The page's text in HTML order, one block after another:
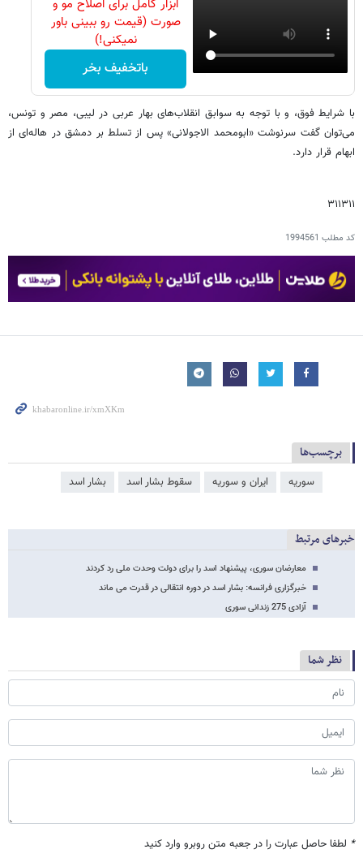
ابزار کامل برای اصلاح مو و
صورت (قیمت رو ببینی باور
نمیکنی!)
باتخفیف بخر
با شرایط فوق، و با توجه به سوابق انقلاب‌های بهار عربی در لیبی، مصر و تونس،
می‌توان گفت سرنوشت «ابومحمد الاجولانی» پس از تسلط بر دمشق در هاله‌ای از
ابهام قرار دارد.
۳۱۱۳۱۱
کد مطلب 1994561
برچسب‌ها
سوریه ایران و سوریه سقوط بشار اسد بشار اسد
خبرهای مرتبط
معارضان سوری، پیشنهاد اسد را برای دولت وحدت ملی رد کردند
خبرگزاری فرانسه: بشار اسد در دوره انتقالی در قدرت می ماند
آزادی 275 زندانی سوری
نظر شما
* لطفا حاصل عبارت را در جعبه متن روبرو وارد کنید